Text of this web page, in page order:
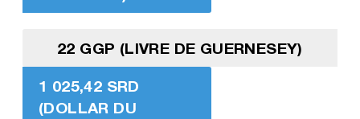
22 GGP (LIVRE DE GUERNESEY)
1 025,42 SRD
(DOLLAR DU